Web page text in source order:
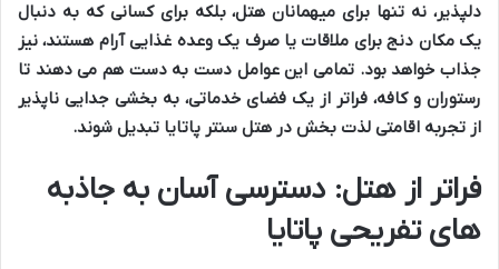
دلپذیر، نه تنها برای میهمانان هتل، بلکه برای کسانی که به دنبال
یکمکان دنجبرای ملاقات یاصرف یک وعده غذایی آرام هستند، نیز
جذاب خواهد بود. تمامی این عوامل دست به دست هم می دهند تا
رستوران و کافه، فراتر از یک فضای خدماتی، به بخشی جدایی ناپذیر
از تجربه اقامتی لذت بخش در هتل سنتر پاتایا تبدیل شوند.
فراتر از هتل: دسترسی آسان به جاذبه
های تفریحی پاتایا